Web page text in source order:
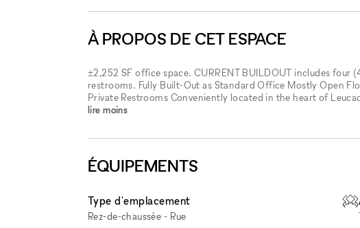
À PROPOS DE CET ESPACE
±2,252 SF office space. CURRENT BUILDOUT includes four
restrooms. Fully Built-Out as Standard Office Mostly Open
Private Restrooms Conveniently located in the heart of
lire moins
ÉQUIPEMENTS
Type d'emplacement
Rez-de-chaussée - Rue